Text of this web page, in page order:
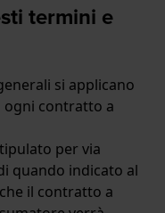
termini e
si applicano
ogni contratto a
per via
quando indicato al
il contratto a